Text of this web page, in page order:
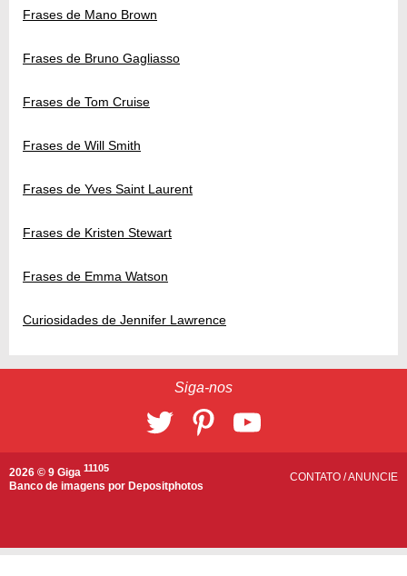
Frases de Mano Brown
Frases de Bruno Gagliasso
Frases de Tom Cruise
Frases de Will Smith
Frases de Yves Saint Laurent
Frases de Kristen Stewart
Frases de Emma Watson
Curiosidades de Jennifer Lawrence
Siga-nos
2026 © 9 Giga 11105
Banco de imagens por Depositphotos
CONTATO /ANUNCIE